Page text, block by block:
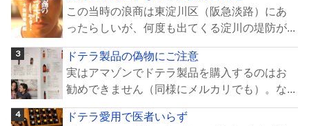
この当時の浪商は東淀川区（阪急淡路）にあ
ったらしいが、何度も出てくる淀川の堤防が...
ドテラ製品の偽物にご注意
実はアマゾンでドテラ製品を購入するのはお
勧めできません（同様にメルカリでも）。な...
ドテラ愛用で医者いらず